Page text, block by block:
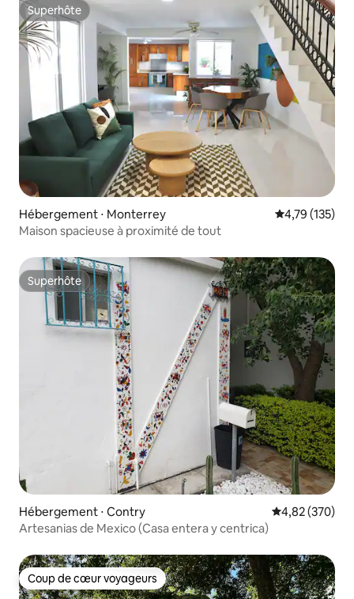
Superhôte
Superhôte
Hébergement ⋅ Monterrey Évaluation
4,79 (135)
Maison spacieuse à proximité de tout
Superhôte
Superhôte
Hébergement ⋅ Contry Évaluation
4,82 (370)
Artesanias de Mexico (Casa entera y centrica)
Coup de cœur voyageurs
Coup de cœur voyageurs